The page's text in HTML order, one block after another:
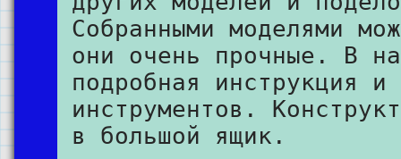
Собранными моделями
они очень прочные. В
подробная инструкция и
инструментов.
в большой ящик.